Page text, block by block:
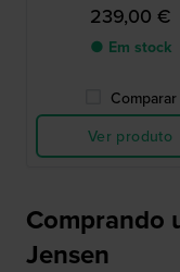
239,00 €
● Em stock
Comparar
Ver produto
Comprando
Jensen